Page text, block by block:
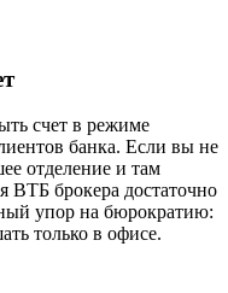
счет в режиме
банка. Если вы не
отделение и там
ВТБ брокера достаточно
упор на бюрократию:
только в офисе.